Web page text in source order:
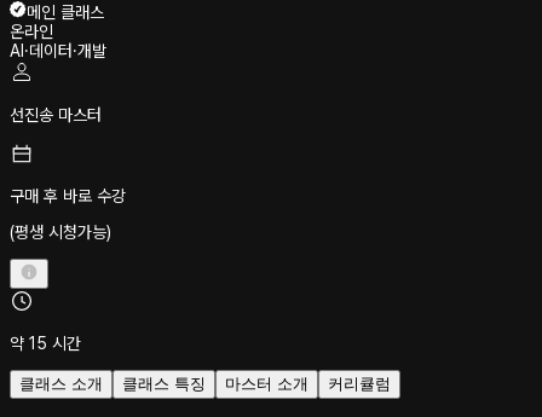
메인 클래스
온라인
AI·데이터·개발
선진송 마스터
구매 후 바로 수강
(평생 시청가능)
약 15 시간
클래스 소개 클래스 특징 마스터 소개 커리큘럼